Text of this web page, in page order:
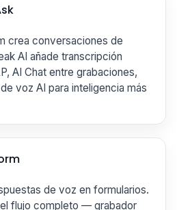
crea conversaciones de
AI añade transcripción
AI Chat entre grabaciones,
voz AI para inteligencia más
de voz en formularios.
flujo completo — grabador